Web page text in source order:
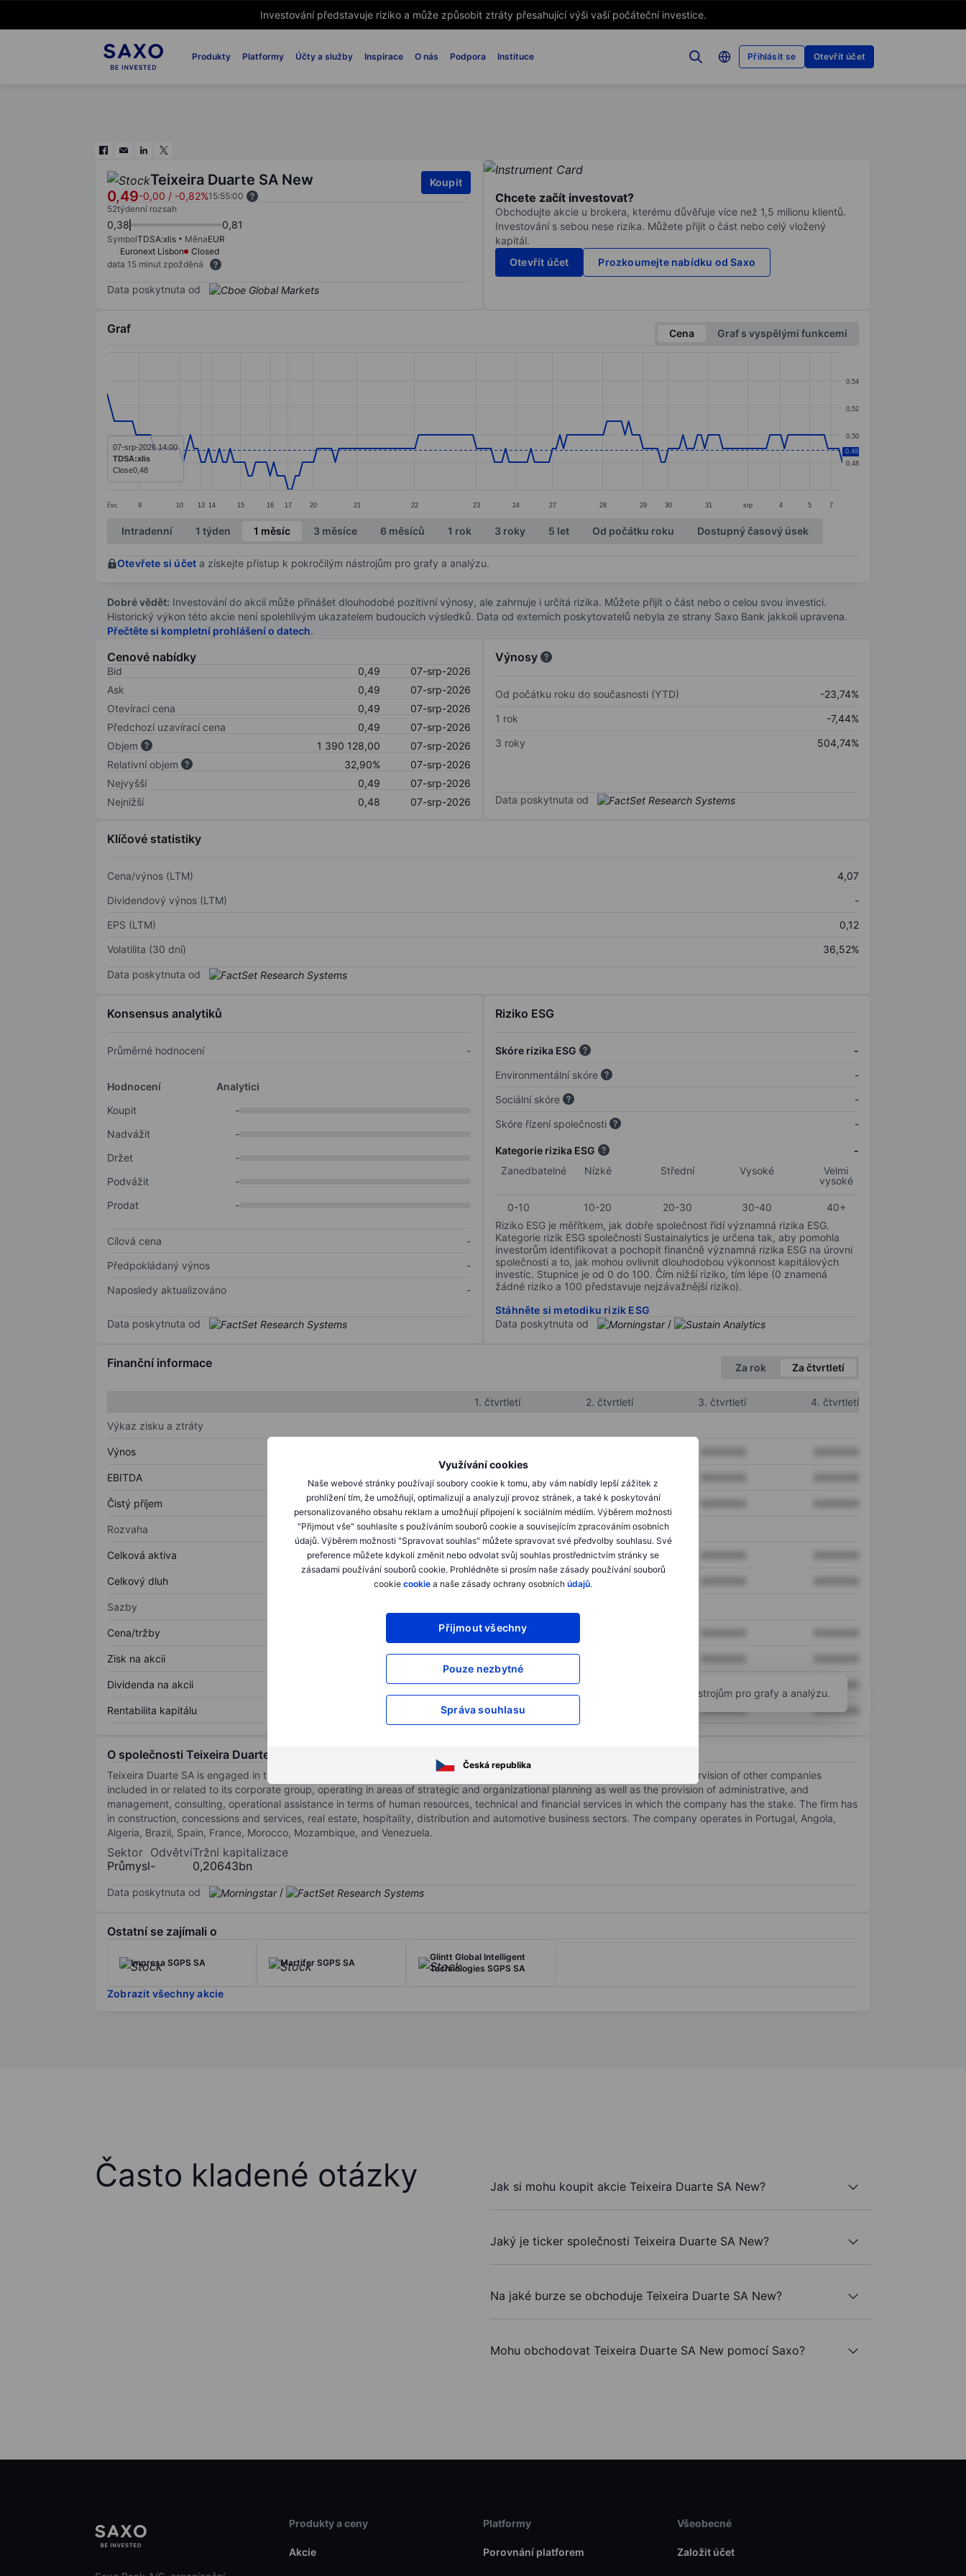
Investování představuje riziko a může způsobit ztráty přesahující výši vaší počáteční investice.
Produkty Platformy Účty a služby Inspirace O nás Podpora Instituce Přihlásit se Otevřít účet
Využívání cookies
Naše webové stránky používají soubory cookie k tomu, aby vám nabídly lepší zážitek z
prohlížení tím, že umožňují, optimalizují a analyzují provoz stránek, a také k poskytování
personalizovaného obsahu reklam a umožňují připojení k sociálním médiím. Výběrem možnosti
"Přijmout vše" souhlasíte s používáním souborů cookie a souvisejícím zpracováním osobních
údajů. Výběrem možnosti "Spravovat souhlas" můžete spravovat své předvolby souhlasu. Své
preference můžete kdykoli změnit nebo odvolat svůj souhlas prostřednictvím stránky se
zásadami používání souborů cookie. Prohlédněte si prosím naše zásady používání souborů
cookie cookie a naše zásady ochrany osobních údajů.
Přijmout všechny
Pouze nezbytné
Správa souhlasu
Česká republika
Teixeira Duarte SA New
0,49-0,00 / -0,82%15:55:00
Koupit
52týdenní rozsah
0,38 0,81
SymbolTDSA:xlis MěnaEUR
Euronext Lisbon
Closed
data 15 minut zpožděná
Data poskytnuta od
Chcete začít investovat?
Obchodujte akcie u brokera, kterému důvěřuje více než 1,5 milionu klientů.
Investování s sebou nese rizika. Můžete přijít o část nebo celý vložený
kapitál.
Otevřít účet
Prozkoumejte nabídku od Saxo
Graf Cena
Graf s vyspělými funkcemi
The chart has 1 X axis displaying categories.
The chart has 1 Y axis displaying values. Data ranges from 0.46 to 0.53.
čvc 9 10 13 14 15 16 17 20 21 22 23 24 27 28 29 30 31 srp 4 5 7
0,48
0,50
0,52
0,54
0,49
07-srp-2026 14:00
TDSA:xlis
Close0,48
End of interactive chart.
Intradenní 1 týden 1 měsíc 3 měsíce 6 měsíců 1 rok 3 roky 5 let Od počátku roku Dostupný časový úsek
Otevřete si účet a získejte přístup k pokročilým nástrojům pro grafy a analýzu.
Dobré vědět: Investování do akcií může přinášet dlouhodobé pozitivní výnosy, ale zahrnuje i určitá rizika. Můžete přijít o část nebo o celou svou investici.
Historický výkon této akcie není spolehlivým ukazatelem budoucích výsledků. Data od externích poskytovatelů nebyla ze strany Saxo Bank jakkoli upravena.
Přečtěte si kompletní prohlášení o datech.
Cenové nabídky
Bid 0,49
07-srp-2026
Ask
0,49
07-srp-2026
Otevírací cena
0,49
07-srp-2026
Předchozí uzavírací cena
0,49
07-srp-2026
Objem
1 390 128,00
07-srp-2026
Relativní objem
32,90%
07-srp-2026
Nejvyšší
0,49
07-srp-2026
Nejnižší
0,48 07-srp-2026
Výnosy
Od počátku roku do současnosti (YTD)
-23,74%
1 rok
-7,44%
3 roky
504,74%
Data poskytnuta od
Klíčové statistiky
Cena/výnos (LTM)
4,07
Dividendový výnos (LTM)
-
EPS (LTM)
0,12
Volatilita (30 dní)
36,52%
Data poskytnuta od
Konsensus analytiků
Průměrné hodnocení -
Hodnocení
Analytici
Koupit
-
Nadvážit
-
Držet
-
Podvážit
-
Prodat
-
Cílová cena
-
Předpokládaný výnos
-
Naposledy aktualizováno
-
Data poskytnuta od
Riziko ESG
Skóre rizika ESG
-
Environmentální skóre
-
Sociální skóre
-
Skóre řízení společnosti
-
Kategorie rizika ESG
-
Zanedbatelné
Nízké Střední Vysoké
Velmi
vysoké
0-10 10-20 20-30 30-40
40+
Riziko ESG je měřítkem, jak dobře společnost řídí významná rizika ESG.
Kategorie rizik ESG společnosti Sustainalytics je určena tak, aby pomohla
investorům identifikovat a pochopit finančně významná rizika ESG na úrovni
společnosti a to, jak mohou ovlivnit dlouhodobou výkonnost kapitálových
investic. Stupnice je od 0 do 100. Čím nižší riziko, tím lépe (0 znamená
žádné riziko a 100 představuje nejzávažnější riziko).
Stáhněte si metodiku rizik ESG
Data poskytnuta od
/
Finanční informace Za rok Za čtvrtletí
1. čtvrtletí 2. čtvrtletí 3. čtvrtletí
4. čtvrtletí
Výkaz zisku a ztráty
Výnos
EBITDA XXXXXXX XXXXXXX
Čistý příjem XXXXXXX XXXXXXX
Rozvaha
Celková aktiva XXXXXXX XXXXXXX
Celkový dluh XXXXXXX XXXXXXX
Sazby
Cena/tržby XXXXXXX
Zisk na akcii XXXXXXX
Dividenda na akcii XXXXXXX
Rentabilita kapitálu XXXXXXX XXXXXXX XXXXXXX
Otevřete si účeta získejte přístup k pokročilým nástrojům pro grafy a analýzu.
O společnosti Teixeira Duarte SA New
Teixeira Duarte SA is engaged in the business of the undertaking and management of investments, the coordination and supervision of other companies
included in or related to its corporate group, operating in areas of strategic and organizational planning as well as the provision of administrative, and
management, consulting, operational assistance in terms of human resources, technical and financial services in which the company has the stake. The firm has
in construction, concessions and services, real estate, hospitality, distribution and automotive business sectors. The company operates in Portugal, Angola,
Algeria, Brazil, Spain, France, Morocco, Mozambique, and Venezuela.
Sektor
Průmysl
Odvětví
-
Tržní kapitalizace
0,20643bn
Data poskytnuta od /
Ostatní se zajímali o
Impresa SGPS SA Martifer SGPS SA
Glintt Global Intelligent
Technologies SGPS SA
Zobrazit všechny akcie
Často kladené otázky Jak si mohu koupit akcie Teixeira Duarte SA New?
Jaký je ticker společnosti Teixeira Duarte SA New?
Na jaké burze se obchoduje Teixeira Duarte SA New?
Mohu obchodovat Teixeira Duarte SA New pomocí Saxo?
Produkty a ceny
Akcie
Platformy
Porovnání platforem
Všeobecné
Založit účet